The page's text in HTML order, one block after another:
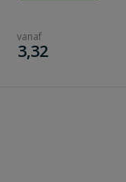
vanaf
€
3,32